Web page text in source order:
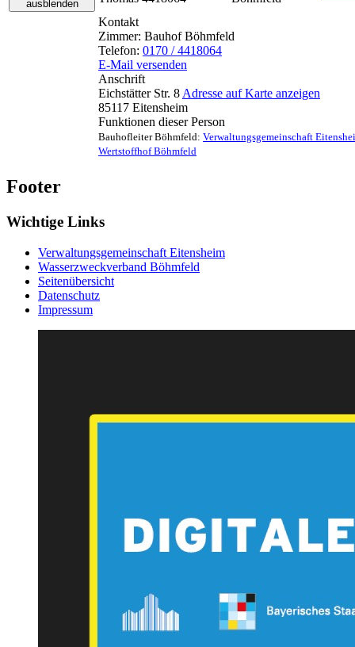
ausblenden
Kontakt
Zimmer: Bauhof Böhmfeld
Telefon: 0170 / 4418064
E-Mail versenden
Anschrift
Eichstätter Str. 8 Adresse auf Karte anzeigen
85117 Eitensheim
Funktionen dieser Person
Bauhofleiter Böhmfeld: Verwaltungsgemeinschaft
Wertstoffhof Böhmfeld
Footer
Wichtige Links
Verwaltungsgemeinschaft Eitensheim
Wasserzweckverband Böhmfeld
Seitenübersicht
Datenschutz
Impressum